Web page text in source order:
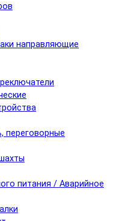
направляющие
переговорные
питания / Аварийное